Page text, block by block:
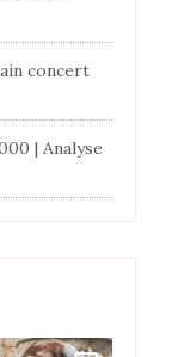
concert
| Analyse